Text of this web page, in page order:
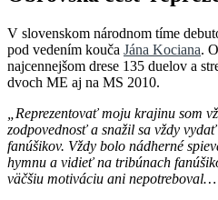
V slovenskom národnom tíme
pod vedením kouča Jána Kociana.
najcennejšom drese 135 duelov a
dvoch ME aj na MS 2010.
„Reprezentovať moju krajinu som
zodpovednosť a snažil sa vždy
fanúšikov. Vždy bolo nádherné
hymnu a vidieť na tribúnach
väčšiu motiváciu ani